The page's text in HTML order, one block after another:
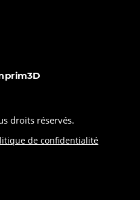
droits réservés.
de confidentialité